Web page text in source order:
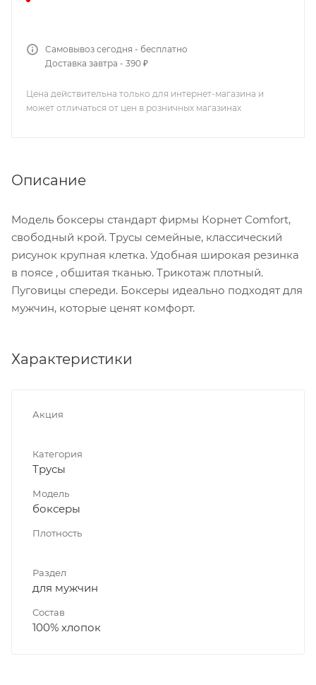
Самовывоз сегодня - бесплатно
Доставка завтра - 390 ₽
Цена действительна только для интернет-магазина и
может отличаться от цен в розничных магазинах
Описание
Модель боксеры стандарт фирмы Корнет Comfort,
свободный крой. Трусы семейные, классический
рисунок крупная клетка. Удобная широкая резинка
в поясе , обшитая тканью. Трикотаж плотный.
Пуговицы спереди. Боксеры идеально подходят для
мужчин, которые ценят комфорт.
Характеристики
Акция
Категория
Трусы
Модель
боксеры
Плотность
Раздел
для мужчин
Состав
100% хлопок